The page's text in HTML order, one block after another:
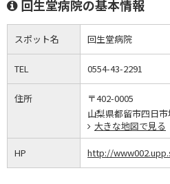
回生堂病院の基本情報
スポット名 回生堂病院
TEL 0554-43-2291
住所
〒402-0005
山梨県都留市四日
大きな地図で見る
HP http://